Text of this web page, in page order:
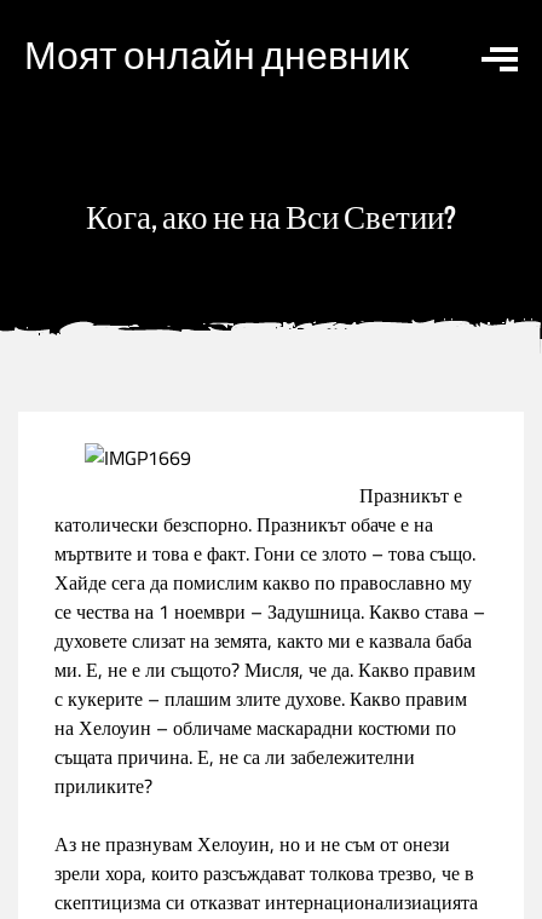
Моят онлайн дневник
Кога, ако не на Вси Светии?
Празникът е
католически безспорно. Празникът обаче е на
мъртвите и това е факт. Гони се злото – това също.
Хайде сега да помислим какво по православно му
се чества на 1 ноември – Задушница. Какво става –
духовете слизат на земята, както ми е казвала баба
ми. Е, не е ли същото? Мисля, че да. Какво правим
с кукерите – плашим злите духове. Какво правим
на Хелоуин – обличаме маскарадни костюми по
същата причина. Е, не са ли забележителни
приликите?
Аз не празнувам Хелоуин, но и не съм от онези
зрели хора, които разсъждават толкова трезво, че в
скептицизма си отказват интернационализиацията